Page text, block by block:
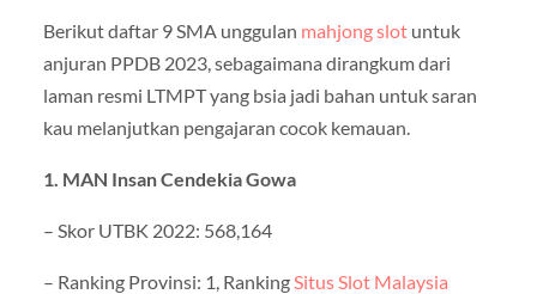
Berikut daftar 9 SMA unggulan mahjong slotuntuk
anjuran PPDB 2023, sebagaimana dirangkum dari
laman resmi LTMPT yang bsia jadi bahan untuk saran
kau melanjutkan pengajaran cocok kemauan.
1. MAN Insan Cendekia Gowa
– Skor UTBK 2022: 568,164
– Ranking Provinsi: 1, RankingSitus Slot Malaysia